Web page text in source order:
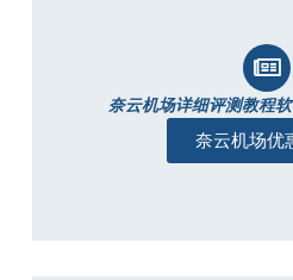
奈云机场详细评测教程
奈云机场优